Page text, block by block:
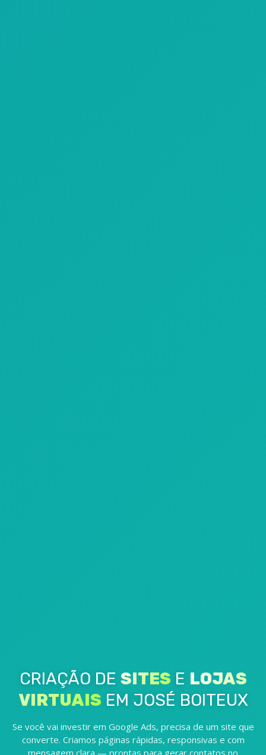
CRIAÇÃO DE SITES E LOJAS
VIRTUAIS EM JOSÉ BOITEUX
Se você vai investir em Google Ads, precisa de um site que
converte. Criamos páginas rápidas, responsivas e com
mensagem clara — prontas para gerar contatos no